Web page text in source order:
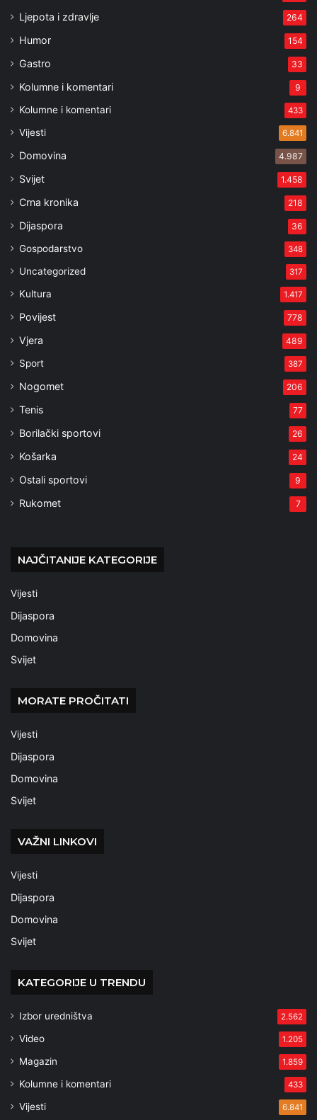
Ljepota i zdravlje 264
Humor 154
Gastro 33
Kolumne i komentari 9
Kolumne i komentari 433
Vijesti 6.841
Domovina 4.987
Svijet 1.458
Crna kronika 218
Dijaspora 36
Gospodarstvo 348
Uncategorized 317
Kultura 1.417
Povijest 778
Vjera 489
Sport 387
Nogomet 206
Tenis 77
Borilački sportovi 26
Košarka 24
Ostali sportovi 9
Rukomet 7
NAJČITANIJE KATEGORIJE
Vijesti
Dijaspora
Domovina
Svijet
MORATE PROČITATI
Vijesti
Dijaspora
Domovina
Svijet
VAŽNI LINKOVI
Vijesti
Dijaspora
Domovina
Svijet
KATEGORIJE U TRENDU
Izbor uredništva 2.562
Video 1.205
Magazin 1.859
Kolumne i komentari 433
Vijesti 6.841